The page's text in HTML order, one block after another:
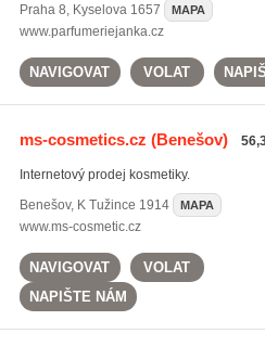
Praha 8, Kyselova 1657 MAPA
www.parfumeriejanka.cz
NAVIGOVAT VOLAT
ms-cosmetics.cz (Benešov)
Internetový prodej kosmetiky.
Benešov, K Tužince 1914 MAPA
www.ms-cosmetic.cz
NAVIGOVAT
VOLAT
NAPIŠTE NÁM